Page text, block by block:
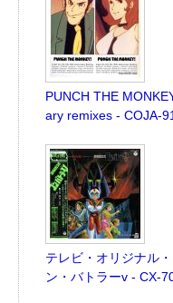
PUNCH THE
ary remixes - COJA-
テレビ・オリジナル
ン・バトラーv - CX-